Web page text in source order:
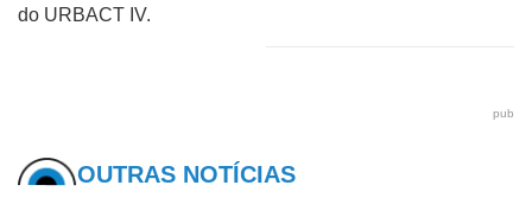
do URBACT IV.
pub
OUTRAS NOTÍCIAS